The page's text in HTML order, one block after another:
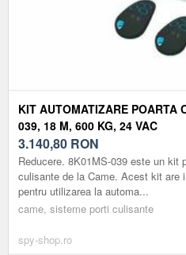
KIT AUTOMATIZARE POARTA
039, 18 M, 600 KG, 24 VAC
3.140,80 RON
Reducere. 8K01MS-039 este un kit
culisante de la Came. Acest kit are
pentru utilizarea la automa...
came, sisteme porti culisante
spy-shop.ro